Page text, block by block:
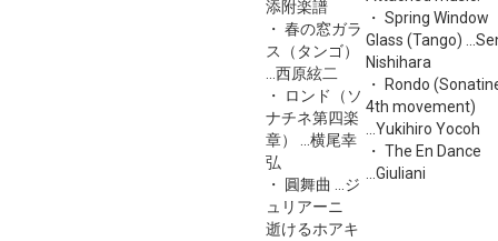
添附楽譜
・ 春の窓ガラ
ス（タンゴ）
...西原絃二
・ ロンド（ソ
ナチネ第四楽
章） ...横尾幸
弘
・ 圓舞曲 ...ジ
ュリアーニ
・ Spring Window
Glass (Tango)
Nishihara
・ Rondo
4th movement)
...Yukihiro Yocoh
・ The En Dance
...Giuliani
逝けるホアキ